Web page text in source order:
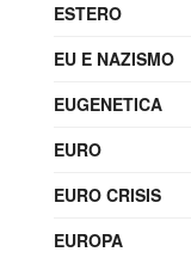
ESTERO
EU E NAZISMO
EUGENETICA
EURO
EURO CRISIS
EUROPA